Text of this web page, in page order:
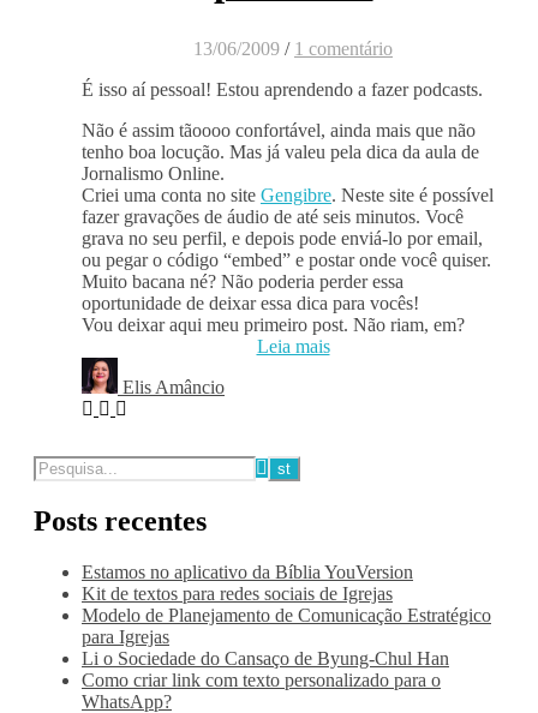
13/06/2009 / 1 comentário
É isso aí pessoal! Estou aprendendo a fazer podcasts.
Não é assim tãoooo confortável, ainda mais que não
tenho boa locução. Mas já valeu pela dica da aula de
Jornalismo Online.
Criei uma conta no site Gengibre. Neste site é possível
fazer gravações de áudio de até seis minutos. Você
grava no seu perfil, e depois pode enviá-lo por email,
ou pegar o código “embed” e postar onde você quiser.
Muito bacana né? Não poderia perder essa
oportunidade de deixar essa dica para vocês!
Vou deixar aqui meu primeiro post. Não riam, em?
Leia mais
Elis Amâncio
Posts recentes
Estamos no aplicativo da Bíblia YouVersion
Kit de textos para redes sociais de Igrejas
Modelo de Planejamento de Comunicação Estratégico
para Igrejas
Li o Sociedade do Cansaço de Byung-Chul Han
Como criar link com texto personalizado para o
WhatsApp?